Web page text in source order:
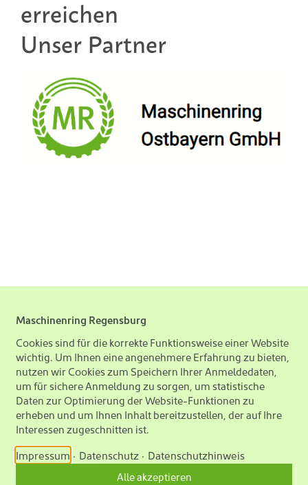
erreichen
Unser Partner
Maschinenring Regensburg
Cookies sind für die korrekte Funktionsweise einer Website
wichtig. Um Ihnen eine angenehmere Erfahrung zu bieten,
nutzen wir Cookies zum Speichern Ihrer Anmeldedaten,
um für sichere Anmeldung zu sorgen, um statistische
Daten zur Optimierung der Website-Funktionen zu
erheben und um Ihnen Inhalt bereitzustellen, der auf Ihre
Interessen zugeschnitten ist.
Impressum
Datenschutz
Datenschutzhinweis
Alle akzeptieren
Adresse
Maschinen- u. Betriebshilfsring Regensburg e.V.
Podersamerstraße 12
93073 Neutraubling
Tel.09401/2031
mr.regensburg@maschinenringe.de